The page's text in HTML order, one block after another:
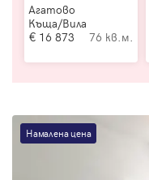
Агатово
Къща/Вила
16 873
76 кв.м.
Намалена цена